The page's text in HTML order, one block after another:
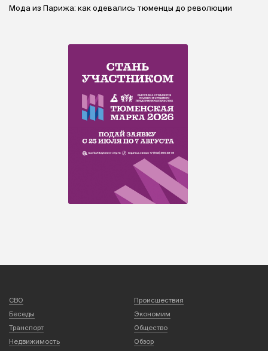
Мода из Парижа: как одевались тюменцы до революции
СВО
Происшествия
Беседы
Экономим
Транспорт
Общество
Недвижимость
Обзор